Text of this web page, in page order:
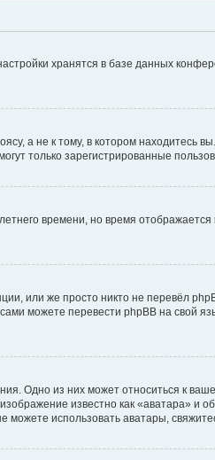
хранятся в базе данных
а не к тому, в котором находитесь
только зарегистрированные
времени, но время
или же просто никто не перевёл
сами можете перевести phpBB на
Одно из них может относиться к
известно как «аватара» и
можете использовать аватары,